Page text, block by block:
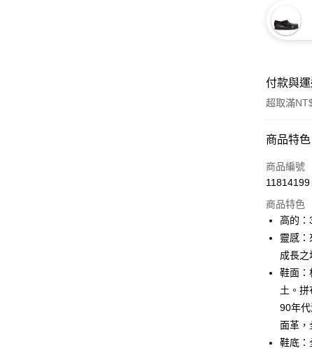
付款與
超取滿
付款方式
信用卡一
3 期
合作金
華南商
國泰世
臺灣中
匯豐（
聯邦商
元大商
LINE Pay
AFTEE先
相關說明
【關於「
便利好安
ATM付款
商品特色
商品編號
11814199
商品特色
高的：
靈感
成長
鞋面：
土。
90年
面革，
鞋底：